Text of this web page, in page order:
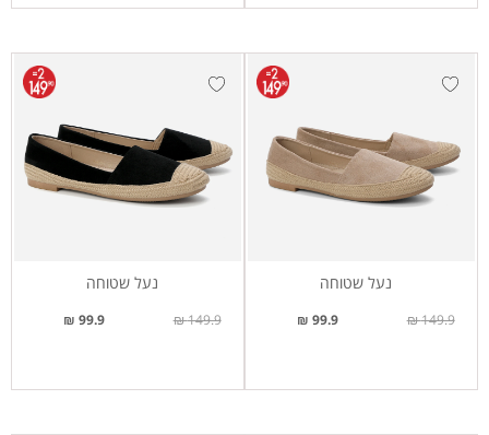
נעל שטוחה
99.9 ₪ 149.9 ₪
נעל שטוחה
99.9 ₪ 149.9 ₪